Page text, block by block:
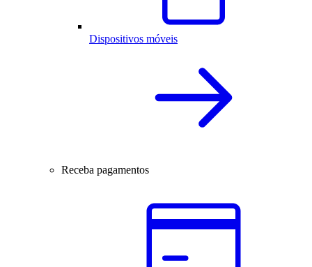
Dispositivos móveis
Receba pagamentos